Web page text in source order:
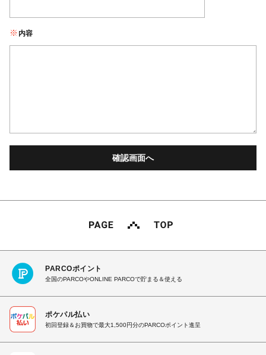
内容
PARCOポイント
全国のPARCOやONLINE PARCOで貯まる＆使える
ポケパル払い
初回登録＆お買物で最大1,500円分のPARCOポイント進呈